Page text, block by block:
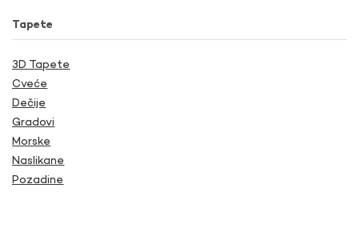
Tapete
3D Tapete
Cveće
Dečije
Gradovi
Morske
Naslikane
Pozadine